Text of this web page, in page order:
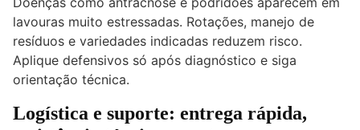
lavouras muito estressadas. Rotações, manejo de
resíduos e variedades indicadas reduzem risco.
Aplique defensivos só após diagnóstico e siga
orientação técnica.
Logística e suporte: entrega rápida,